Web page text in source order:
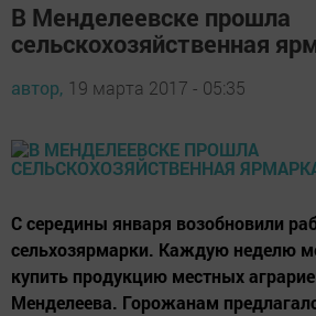
В Менделеевске прошла
сельскохозяйственная
автор, 19 марта 2017 - 05:35
С середины января возобновили
сельхозярмарки. Каждую неделю
купить продукцию местных
Менделеева. Горожанам